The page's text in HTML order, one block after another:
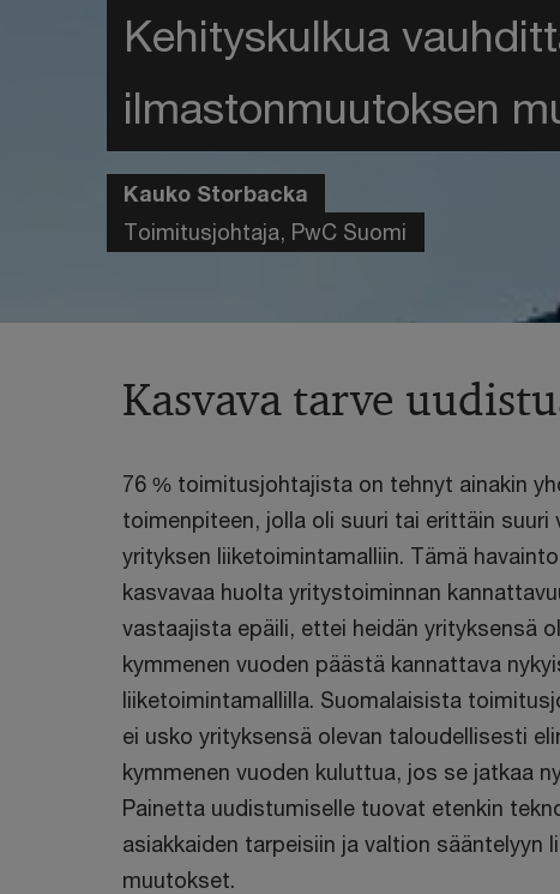
Kehityskulkua
ilmastonmuutoksen
Kauko Storbacka
Toimitusjohtaja, PwC Suomi
Kasvava tarve
76 % toimitusjohtajista on tehnyt ainakin
toimenpiteen, jolla oli suuri tai erittäin suuri
yrityksen liiketoimintamalliin. Tämä
kasvavaa huolta yritystoiminnan
vastaajista epäili, ettei heidän yrityksensä
kymmenen vuoden päästä kannattava
liiketoimintamallilla. Suomalaisista
ei usko yrityksensä olevan taloudellisesti
kymmenen vuoden kuluttua, jos se jatkaa
Painetta uudistumiselle tuovat etenkin
asiakkaiden tarpeisiin ja valtion sääntelyyn
muutokset.